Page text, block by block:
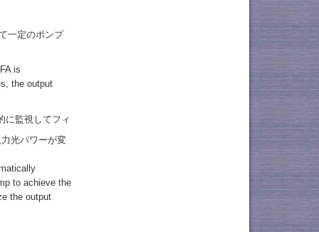
一定のポンプ
is
the output
に監視してフィ
光パワーが変
to achieve the
the output